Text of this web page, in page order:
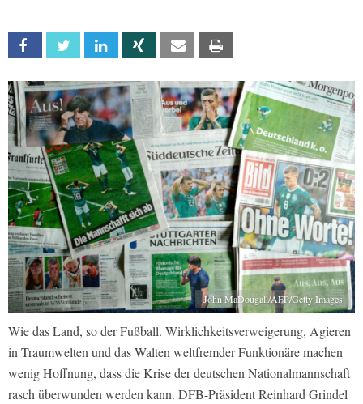
Facebook Twitter Linkedin Xing Email
John MaDougall/AFP/Getty Images
Wie das Land, so der Fußball. Wirklichkeitsverweigerung, Agieren
in Traumwelten und das Walten weltfremder Funktionäre machen
wenig Hoffnung, dass die Krise der deutschen Nationalmannschaft
rasch überwunden werden kann. DFB-Präsident Reinhard Grindel